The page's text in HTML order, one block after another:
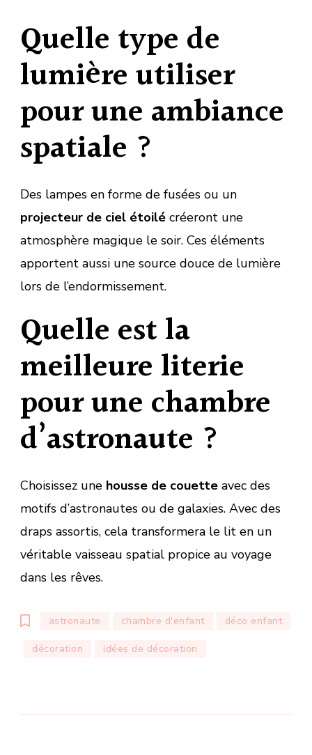
Quelle type de
lumière utiliser
pour une ambiance
spatiale ?
Des lampes en forme de fusées ou un
projecteur de ciel étoilé créeront une
atmosphère magique le soir. Ces éléments
apportent aussi une source douce de lumière
lors de l’endormissement.
Quelle est la
meilleure literie
pour une chambre
d’astronaute ?
Choisissez une housse de couette avec des
motifs d’astronautes ou de galaxies. Avec des
draps assortis, cela transformera le lit en un
véritable vaisseau spatial propice au voyage
dans les rêves.
astronaute chambre d'enfant déco enfant
décoration idées de décoration